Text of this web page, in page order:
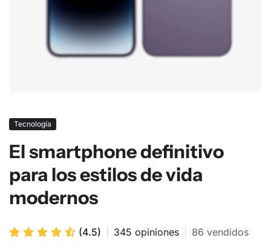
Tecnología
El smartphone definitivo
para los estilos de vida
modernos
(4.5) 345 opiniones 86 vendidos